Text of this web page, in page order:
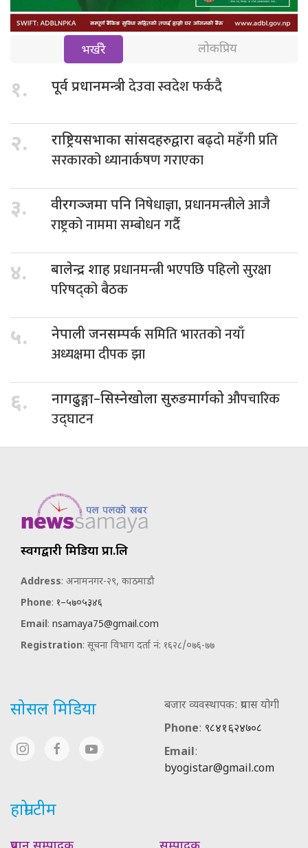
भर्खरै लोकप्रिय
१. पूर्व प्रधानमन्त्रीदेउवा स्वदेश फर्कदै
२. राष्ट्रियसभाका सांसदहरुद्वाराबढ्दो महँगी प्रति
सरकारको ध्यानार्कषण गराएका
३. वीरगञ्जमा पनिनिषेधाज्ञा, प्रधानमन्त्रीले आजै
राष्ट्रको नाममा सम्बोधन गर्दै
४. बालेन्द्र शाहप्रधानमन्त्री भएपछि पहिलो सुरक्षा
परिषद्को बैठक
५. नेपाली जनसम्पर्कसमिति भारतको नयाँ
अध्यक्षमा दीपक झा
६. नागढुङ्गा–सिस्नेखोला सुरुङमार्गकोऔपचारिक
उद्घाटन
स्वर्गद्वारी मिडिया प्रा.लि
Address: अनामनगर-२९, काठमाडौ
Phone: १–५७०५३४६
Email: nsamaya75@gmail.com
Registration: सूचना विभाग दर्ता नं: १६२८/०७६-७७
सोसल मिडिया
बजार व्यवस्थापक: प्रयास योगी
Phone: ९८४१६२४७०८
Email:
byogistar@gmail.com
हाम्रो टीम